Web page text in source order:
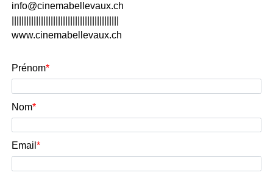
info@cinemabellevaux.ch
www.cinemabellevaux.ch
Prénom
Nom
Email